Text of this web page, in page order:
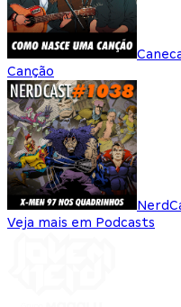
Canção
Veja mais em Podcasts